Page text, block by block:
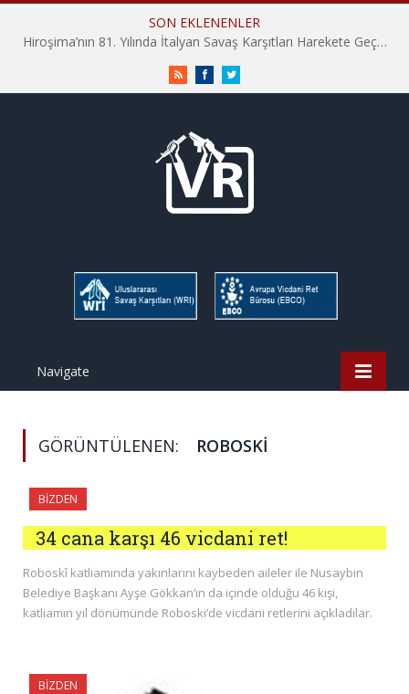
SON EKLENENLER
Hiroşima’nın 81. Yılında İtalyan Savaş Karşıtları Harekete Geçti: “Hatırlamak yeterli değil”
RSS FacebookTwitter
Navigate
GÖRÜNTÜLENEN: ROBOSKI
BIZDEN
34 cana karşı 46 vicdani ret!
Roboskî katliamında yakınlarını kaybeden aileler ile Nusaybin
Belediye Başkanı Ayşe Gökkan’ın da içinde olduğu 46 kişi,
katliamın yıl dönümünde Roboski’de vicdani retlerini açıkladılar.
BIZDEN